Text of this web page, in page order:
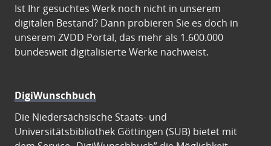
Ist Ihr gesuchtes Werk noch nicht in unserem
digitalen Bestand? Dann probieren Sie es doch in
unserem ZVDD Portal, das mehr als 1.600.000
bundesweit digitalisierte Werke nachweist.
DigiWunschbuch
Die Niedersächsische Staats- und
Universitätsbibliothek Göttingen (SUB) bietet mit